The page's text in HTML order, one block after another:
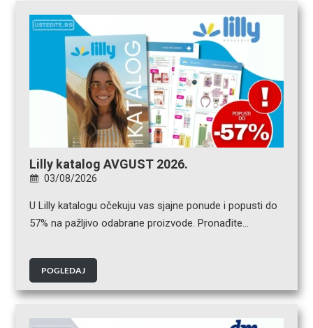
Lilly katalog AVGUST 2026.
03/08/2026
U Lilly katalogu očekuju vas sjajne ponude i popusti do
57% na pažljivo odabrane proizvode. Pronađite…
POGLEDAJ